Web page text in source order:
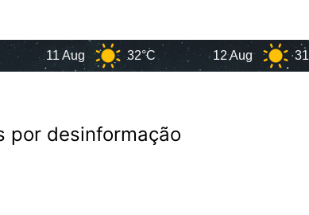
11 Aug 32°C 12 Aug 31°C
por desinformação